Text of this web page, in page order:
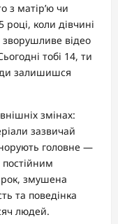
з матір’ю чи
коли дівчині
зворушливе відео
тобі 14, ти
залишишся
змінах:
зазвичай
головне —
змушена
та поведінка
людей.